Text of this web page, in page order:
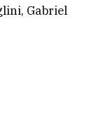
Gabriel